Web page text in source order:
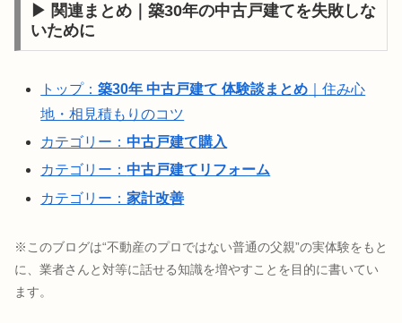
▶ 関連まとめ｜築30年の中古戸建てを失敗しな
いために
トップ：築30年 中古戸建て 体験談まとめ ｜住み心
地・相見積もりのコツ
カテゴリー：中古戸建て購入
カテゴリー：中古戸建てリフォーム
カテゴリー：家計改善
※このブログは“不動産のプロではない普通の父親”の実体験をもと
に、業者さんと対等に話せる知識を増やすことを目的に書いてい
ます。